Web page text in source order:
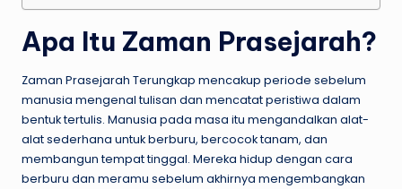
Apa Itu Zaman Prasejarah?
Zaman Prasejarah Terungkap mencakup periode sebelum
manusia mengenal tulisan dan mencatat peristiwa dalam
bentuk tertulis. Manusia pada masa itu mengandalkan alat-
alat sederhana untuk berburu, bercocok tanam, dan
membangun tempat tinggal. Mereka hidup dengan cara
berburu dan meramu sebelum akhirnya mengembangkan